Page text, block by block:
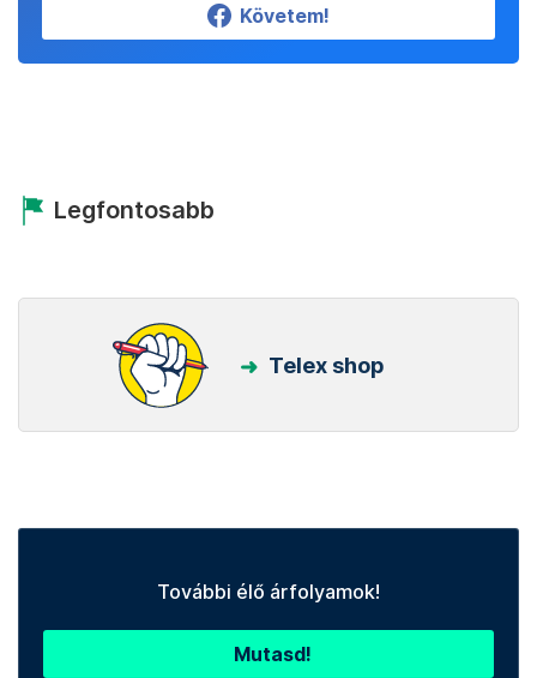
Követem!
Legfontosabb
Telex shop
További élő árfolyamok!
Mutasd!